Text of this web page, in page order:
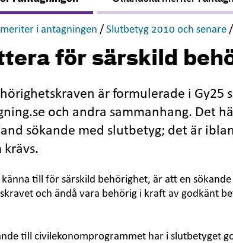
i antagningen ,
/ Slutbetyg 2010 och senare ,
/
för särskild
är formulerade i Gy25
och andra sammanhang. Det
sökande med slutbetyg; det är
krävs.
till för särskild behörighet, är att en sökande
och ändå vara behörig i kraft av godkänt
till civilekonomprogrammet har i slutbetyget